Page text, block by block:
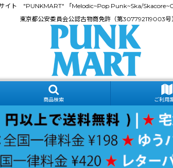
イト "PUNKMART" 「Melodic~Pop Punk~Ska/
東京都公安委員会公認古物商免許（第307792119003号
商品検索 ご利用